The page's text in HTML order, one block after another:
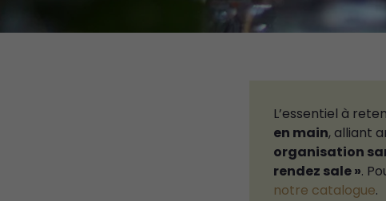
L’essentiel à
en main, alliant
organisation
rendez sale ».
notre catalogue.